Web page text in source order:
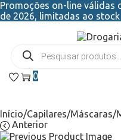
Promoções on-line válidas
de 2026, limitadas ao
0
Início/Capilares/Máscaras/
Anterior